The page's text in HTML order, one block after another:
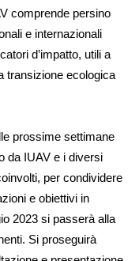
comprende persino
e internazionali
d’impatto, utili a
transizione ecologica
prossime settimane
da IUAV e i diversi
per condividere
e obiettivi in
2023 si passerà alla
Si proseguirà